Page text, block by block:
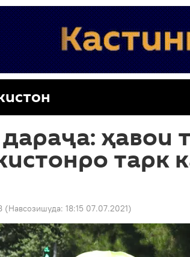
ҳавои
тарк
(Навсозишуда: 18:15 07.07.2021)